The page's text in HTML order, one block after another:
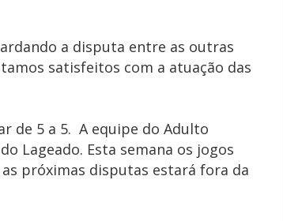
a disputa entre as outras
satisfeitos com a atuação das
de 5 a 5. A equipe do Adulto
Lageado. Esta semana os jogos
próximas disputas estará fora da